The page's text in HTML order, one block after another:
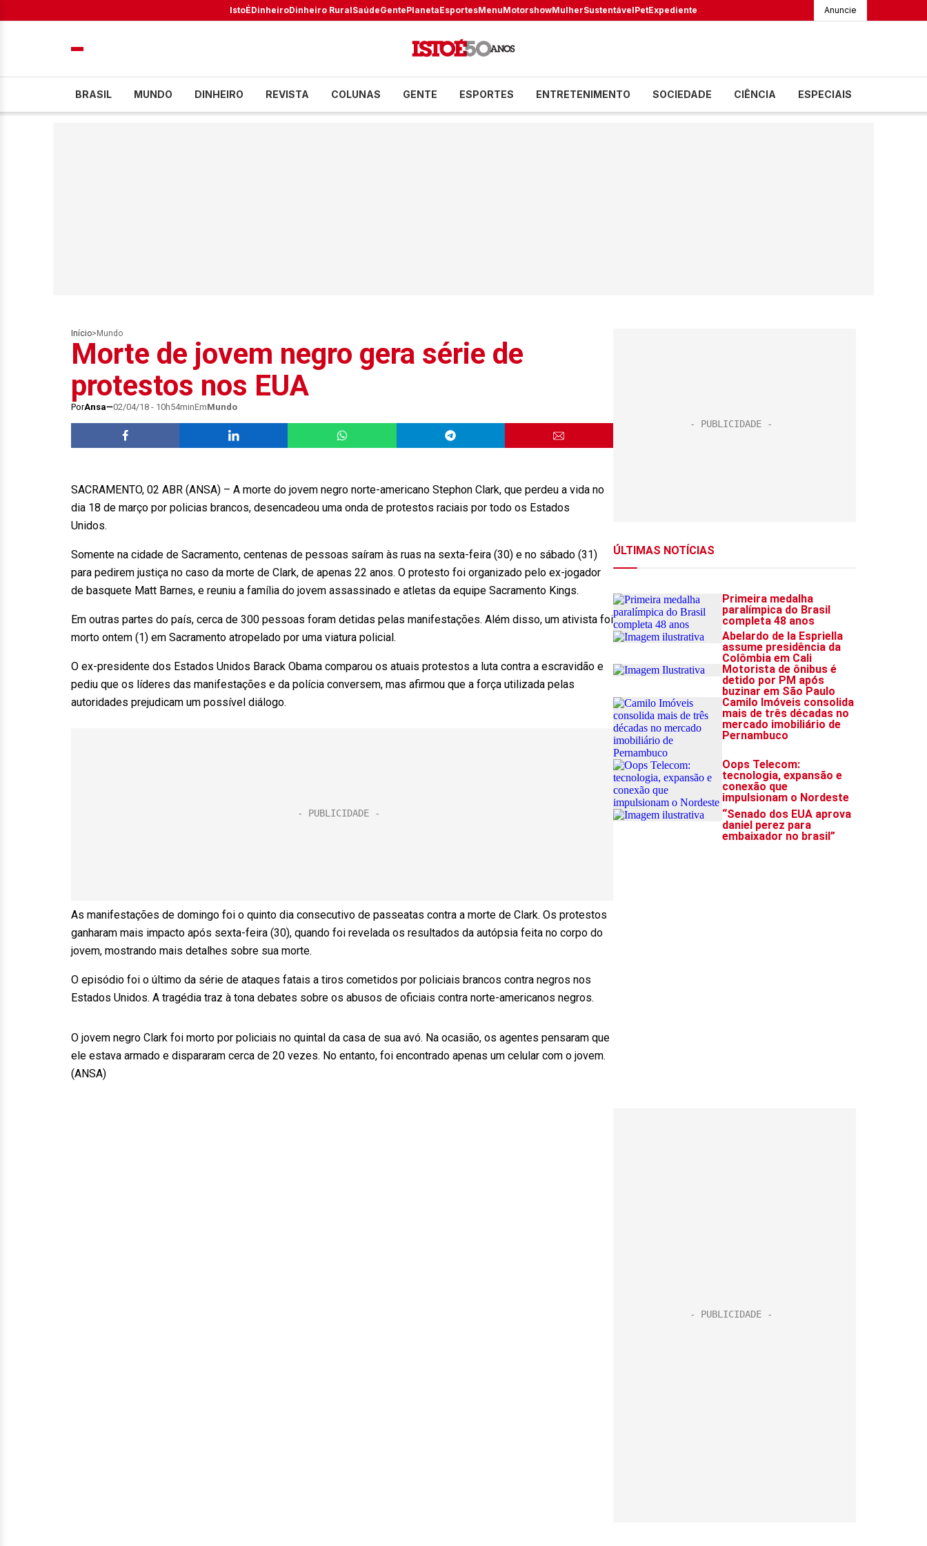
IstoÉDinheiroDinheiro RuralSaúdeGentePlanetaEsportesMenuMotorshowMulherSustentávelPetExpediente Anuncie
BRASIL MUNDO DINHEIRO REVISTA COLUNAS GENTE ESPORTES ENTRETENIMENTO SOCIEDADE CIÊNCIA ESPECIAIS
Início> Mundo
Morte de jovem negro gera série de
protestos nos EUA
PorAnsa 02/04/18 - 10h54minEmMundo
SACRAMENTO, 02 ABR (ANSA) – A morte do jovem negro norte-americano Stephon Clark, que perdeu a vida no
dia 18 de março por policias brancos, desencadeou uma onda de protestos raciais por todo os Estados
Unidos.
Somente na cidade de Sacramento, centenas de pessoas saíram às ruas na sexta-feira (30) e no sábado (31)
para pedirem justiça no caso da morte de Clark, de apenas 22 anos. O protesto foi organizado pelo ex-jogador
de basquete Matt Barnes, e reuniu a família do jovem assassinado e atletas da equipe Sacramento Kings.
Em outras partes do país, cerca de 300 pessoas foram detidas pelas manifestações. Além disso, um ativista foi
morto ontem (1) em Sacramento atropelado por uma viatura policial.
O ex-presidente dos Estados Unidos Barack Obama comparou os atuais protestos a luta contra a escravidão e
pediu que os líderes das manifestações e da polícia conversem, mas afirmou que a força utilizada pelas
autoridades prejudicam um possível diálogo.
As manifestações de domingo foi o quinto dia consecutivo de passeatas contra a morte de Clark. Os protestos
ganharam mais impacto após sexta-feira (30), quando foi revelada os resultados da autópsia feita no corpo do
jovem, mostrando mais detalhes sobre sua morte.
O episódio foi o último da série de ataques fatais a tiros cometidos por policiais brancos contra negros nos
Estados Unidos. A tragédia traz à tona debates sobre os abusos de oficiais contra norte-americanos negros.
O jovem negro Clark foi morto por policiais no quintal da casa de sua avó. Na ocasião, os agentes pensaram que
ele estava armado e dispararam cerca de 20 vezes. No entanto, foi encontrado apenas um celular com o jovem.
(ANSA)